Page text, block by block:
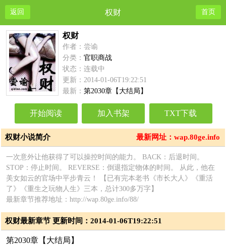
返回 权财 首页
权财
作者：尝谕
分类：官职商战
状态：连载中
更新：2014-01-06T19:22:51
最新：第2030章【大结局】
开始阅读 加入书架 TXT下载
最新网址：wap.80ge.info
权财小说简介
一次意外让他获得了可以操控时间的能力。 BACK：后退时间。
STOP：停止时间。 REVERSE：倒退指定物体的时间。 从此，他在
美女如云的官场中平步青云！ 【已有完本老书《市长大人》《重活
了》《重生之玩物人生》三本，总计300多万字】
最新章节推荐地址：http://wap.80ge.info/88/
权财最新章节 更新时间：2014-01-06T19:22:51
第2030章【大结局】